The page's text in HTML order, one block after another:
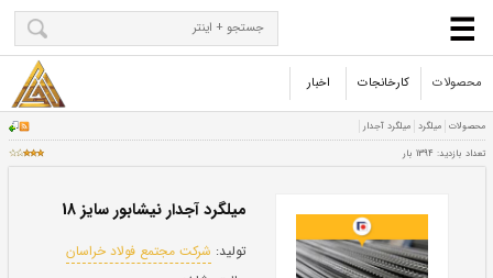
محصولات کارخانجات اخبار